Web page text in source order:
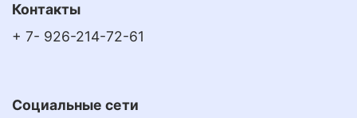
Контакты
+ 7- 926-214-72-61
Социальные сети